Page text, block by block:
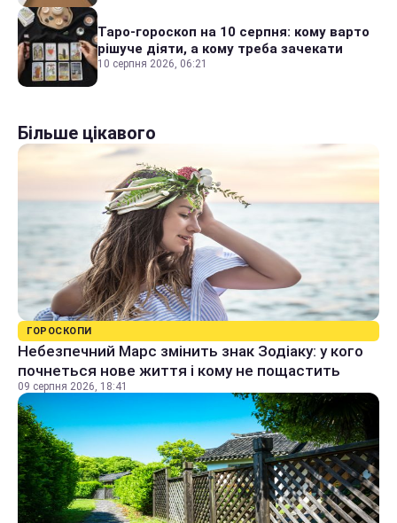
Таро-гороскоп на 10 серпня: кому варто
рішуче діяти, а кому треба зачекати
10 серпня 2026, 06:21
Більше цікавого
ГОРОСКОПИ
Небезпечний Марс змінить знак Зодіаку: у кого
почнеться нове життя і кому не пощастить
09 серпня 2026, 18:41